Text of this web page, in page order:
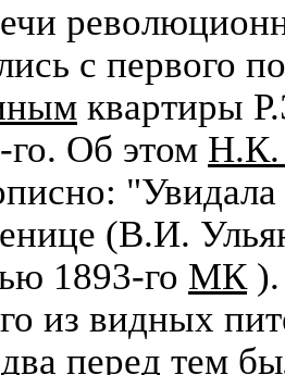
с первого
квартиры
го. Об этом Н.К.
(В.И.
1893-го МК
из видных
перед тем